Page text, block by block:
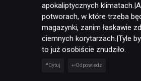
RECENZJE
PUBLICYSTYKA
apokaliptycznych
potworach, w które trzeba
magazynki, zanim łaskawie
ciemnych korytarzach.|Tyle
to już osobiście znudziło.
Cytuj Odpowiedz